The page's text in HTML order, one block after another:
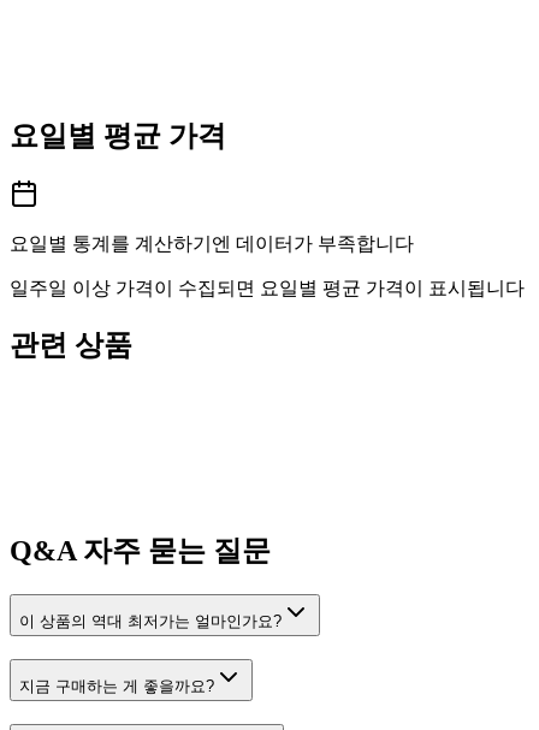
요일별 평균 가격
요일별 통계를 계산하기엔 데이터가 부족합니다
일주일 이상 가격이 수집되면 요일별 평균 가격이 표시됩니다
관련 상품
Q&A자주 묻는 질문
이 상품의 역대 최저가는 얼마인가요?
지금 구매하는 게 좋을까요?